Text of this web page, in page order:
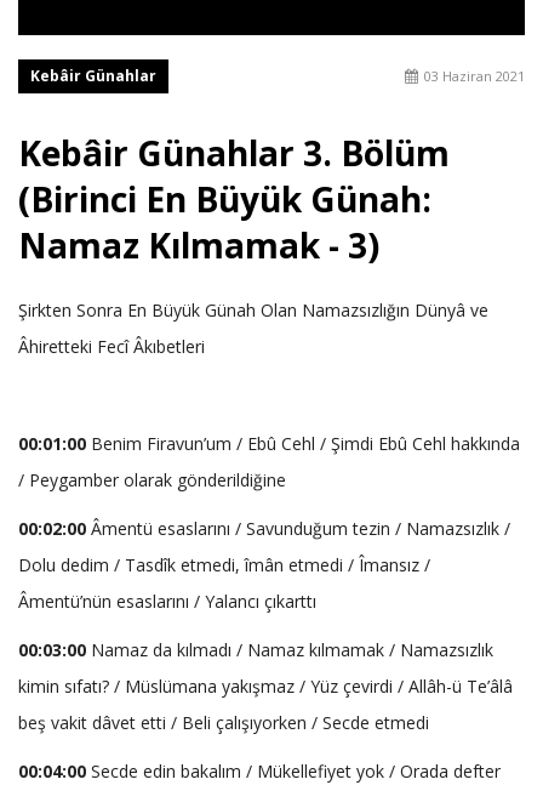
Kebâir Günahlar 03 Haziran 2021
Kebâir Günahlar 3. Bölüm
(Birinci En Büyük Günah:
Namaz Kılmamak - 3)
Şirkten Sonra En Büyük Günah Olan Namazsızlığın Dünyâ ve
Âhiretteki Fecî Âkıbetleri
00:01:00 Benim Firavun’um / Ebû Cehl / Şimdi Ebû Cehl hakkında
/ Peygamber olarak gönderildiğine
00:02:00 Âmentü esaslarını / Savunduğum tezin / Namazsızlık /
Dolu dedim / Tasdîk etmedi, îmân etmedi / Îmansız /
Âmentü’nün esaslarını / Yalancı çıkarttı
00:03:00 Namaz da kılmadı / Namaz kılmamak / Namazsızlık
kimin sıfatı? / Müslümana yakışmaz / Yüz çevirdi / Allâh-ü Te’âlâ
beş vakit dâvet etti / Beli çalışıyorken / Secde etmedi
00:04:00 Secde edin bakalım / Mükellefiyet yok / Orada defter